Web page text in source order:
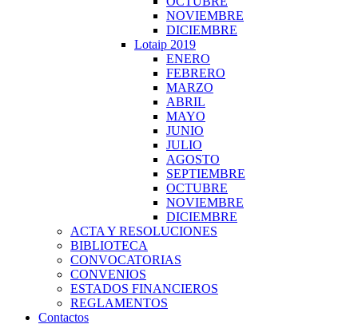
NOVIEMBRE
DICIEMBRE
Lotaip 2019
ENERO
FEBRERO
MARZO
ABRIL
MAYO
JUNIO
JULIO
AGOSTO
SEPTIEMBRE
OCTUBRE
NOVIEMBRE
DICIEMBRE
ACTA Y RESOLUCIONES
BIBLIOTECA
CONVOCATORIAS
CONVENIOS
ESTADOS FINANCIEROS
REGLAMENTOS
Contactos